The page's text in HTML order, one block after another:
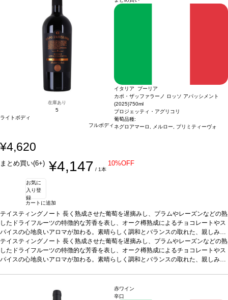
フルーツなどのデザートなどと好相性
葡萄品種
3. ミラヴェント モスカート＆ピーチ
テイスティングノート鮮やかな麦わら色。モスカートのフローラルなノーズを示
し、桃のフルーティーさが広がる。口に含むと軽やかな甘い余韻を感じ、魅惑的な
果実味が続く、親しみやすい一本。
ートなどと好相性葡萄品種
モスカート＆ストロベリー
鮮やかな麦わら色。モスカートのフローラルなノーズを示し、イチゴのフ
ルーティーさが広がる。口に含むと軽やかな甘味が広がり、バランスの取れた余韻
が続く。生き生きとして、親しみやすい一本。 合う料理 ペイストリーやフルーツ
などのデザートなどと好相性
モスカート 100%
5. ミラ
ヴェント モスカート＆ココ
イタリア、ピエモンテ / 白・微発泡 / 甘口
グノート 鮮やかな麦わら色。モスカートのフローラルのアロマが広がり、ココナッ
ツのフルーティーでトロピカルな芳香が加わる。口に含むと、心地よい甘味を感
ー、フルーツなどと好相性
ィングノート鮮やかな麦わら色、繊細で滑らかな泡が立ち上る。ノーズはほのかな
柑橘類を示し、ジャスミンや刈りたての草を伴う。口に含むと、心地よい濃厚さが
広がり、素晴らしくジューシーで甘く、絶妙なバランスを持つ。
トリーやフルーツなどのデザートなどと好相性
ステナブル ※本商品は梱包済のセット商品のため、以下は承れません。 ・商品を
バラして別梱包 ・一部商品を別配送先へ送る ・セット内の一部商品を外す ・商品
のギフト梱包（無料ラッピング含む） ・熨斗不可
テイスティングノート鮮やかな麦わら色。モスカートのフローラルなノーズを示
し、ライチのフルーティーさが広がる。口に含むと素晴らしく滑らかで、エキゾチ
ックフルーツを含む、心地良い甘味に長い余韻が続く。
フルーツなどのデザートなどと好相性
3. ミラヴェント モスカート＆ピーチ
テイスティングノート鮮やかな麦わら色。モスカートのフローラルなノーズを示
し、桃のフルーティーさが広がる。口に含むと軽やかな甘い余韻を感じ、魅惑的な
果実味が続く、親しみやすい一本。
ートなどと好相性
葡萄品種 モスカート 100%認証サステナブル
4. ミラヴェント
モスカート＆ストロベリー
イタリア、ピエモンテ / 白・微発泡 / 甘口
テイスティン
鮮やかな麦わら色。モスカートのフローラルなノーズを示し、イチゴのフ
ルーティーさが広がる。口に含むと軽やかな甘味が広がり、バランスの取れた余韻
が続く。生き生きとして、親しみやすい一本。合う料理
葡萄品種 モスカート 100%認証サステナブル5. ミラ
グノート鮮やかな麦わら色。モスカートのフローラルのアロマが広がり、ココナッ
じ、バランスが良く、魅力的で爽やかな一本。合う料理
ー、フルーツなどと好相性
モスカート 100%
ェント モスカート スプマンテ
ィングノート鮮やかな麦わら色、繊細で滑らかな泡が立ち上る。ノーズはほのかな
柑橘類を示し、ジャスミンや刈りたての草を伴う。口に含むと、心地よい濃厚さが
広がり、素晴らしくジューシーで甘く、絶妙なバランスを持つ。合う料理ペイス
トリーやフルーツなどのデザートなどと好相性葡萄品種モスカート 100%認証サ
ステナブル ※本商品は梱包済のセット商品のため、以下は承れません。 ・商品を
バラして別梱包 ・一部商品を別配送先へ送る ・セット内の一部商品を外す ・商品
のギフト梱包（無料ラッピング含む） ・熨斗不可
在庫あり
5
ライトボディ
フルボディ
イタリア プーリア
カポ・ザッファラーノ ロッソ アパッシメント
(2025)750ml
プロジェッティ・アグリコリ
葡萄品種:
ネグロアマーロ, メルロー, プリミティーヴォ
¥4,620
まとめ買い(6+) ¥4,147 / 1本
10%OFF
お気に
入り登
録
カートに追加
テイスティングノート 長く熟成させた葡萄を遅摘みし、プラムやレーズンなどの熟
したドライフルーツの特徴的な芳香を表し、オーク樽熟成によるチョコレートやス
パイスの心地良いアロマが加わる。素晴らしく調和とバランスの取れた、親しみや
すく心地よい一本。 合う料理ローストした肉料理や、イノシシやシカなどのジビ
エ料理と一緒に飲むのに最適なワインです。 熟した香ばしいハード チーズとの相
性も抜群で、瞑想にぴったりのワインでもあります。葡萄品種ネグロアマーロ、
テイスティングノート 長く熟成させた葡萄を遅摘みし、プラムやレーズンなどの熟
したドライフルーツの特徴的な芳香を表し、オーク樽熟成によるチョコレートやス
パイスの心地良いアロマが加わる。素晴らしく調和とバランスの取れた、親しみや
性も抜群で、瞑想にぴったりのワインでもあります。
メルロー、プリミティーヴォ
*本ヴィンテージが在庫切れの場合、在庫があり価格
赤ワイン
辛口